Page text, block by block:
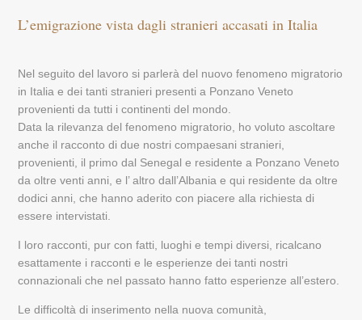
L’emigrazione vista dagli stranieri accasati in Italia
Nel seguito del lavoro si parlerà del nuovo fenomeno migratorio
in Italia e dei tanti stranieri presenti a Ponzano Veneto
provenienti da tutti i continenti del mondo.
Data la rilevanza del fenomeno migratorio, ho voluto ascoltare
anche il racconto di due nostri compaesani stranieri,
provenienti, il primo dal Senegal e residente a Ponzano Veneto
da oltre venti anni, e l’ altro dall’Albania e qui residente da oltre
dodici anni, che hanno aderito con piacere alla richiesta di
essere intervistati.
I loro racconti, pur con fatti, luoghi e tempi diversi, ricalcano
esattamente i racconti e le esperienze dei tanti nostri
connazionali che nel passato hanno fatto esperienze all’estero.
Le difficoltà di inserimento nella nuova comunità,